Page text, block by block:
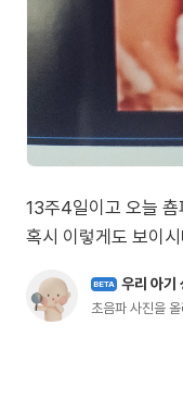
13주4일이고 오늘 춈
혹시 이렇게도 보이
BETA 우리 아기
초음파 사진을